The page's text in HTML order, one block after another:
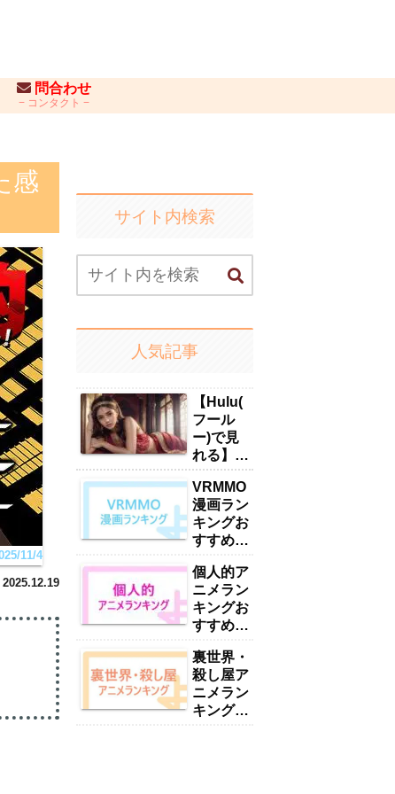
問合わせ
コンタクト
感
11/4
2025.12.19
サイト内検索
人気記事
【Hulu(
フール
ー)で見
れる】お
すすめい
やん・ハ
ーレムア
ニメラン
キング
15選
「2025
年最新」
VRMMO
漫画ラン
キングお
すすめ
「2025
年最新」
個人的ア
ニメラン
キングお
すすめ
【2025
年最新】
裏世界・
殺し屋ア
ニメラン
キングお